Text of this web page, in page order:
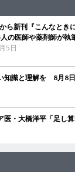
ら新刊『こんなと
の医師や薬剤師が執
5日
知識と理解を 8月8
医・大橋洋平「足し